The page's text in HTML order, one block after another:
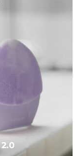
for young skin
Set
18% PAP gel
set
LED mask
massager
serum
Therapy
Therapy
计送达日期
计送达日期
8/10/26
预计送达日期8/11/26
预计送达日期
预计送达日期8/10/26